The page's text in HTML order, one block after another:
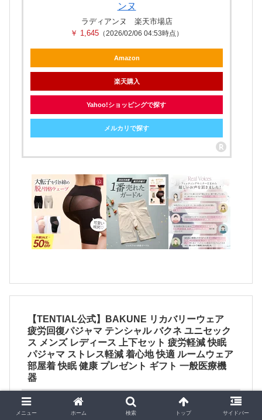
ンヌ
ラディアンヌ 楽天市場店
￥ 1,645 （2026/02/06 04:53時点）
Amazon
楽天購入
Yahoo!ショッピングで探す
メルカリで探す
【TENTIAL公式】BAKUNE リカバリーウェア
疲労回復パジャマ テンシャル バクネ ユニセック
ス メンズ レディース 上下セット 疲労軽減 快眠
パジャマ ストレス軽減 着心地 快適 ルームウェア
部屋着 快眠 健康 プレゼント ギフト 一般医療機
器
メニュー ホーム 検索 トップ サイドバー